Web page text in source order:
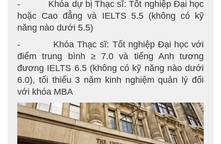
- Khóa dự bị Thạc sĩ: Tốt nghiệp Đại học
hoặc Cao đẳng và IELTS 5.5 (không có kỹ
năng nào dưới 5.5)
- Khóa Thạc sĩ: Tốt nghiệp Đại học với
điểm trung bình ≥ 7.0 và tiếng Anh tương
đương IELTS 6.5 (không có kỹ năng nào dưới
6.0), tối thiểu 3 năm kinh nghiệm quản lý đối
với khóa MBA